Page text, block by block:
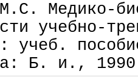
Медико-
учебно-
: учеб.
Б. и.,